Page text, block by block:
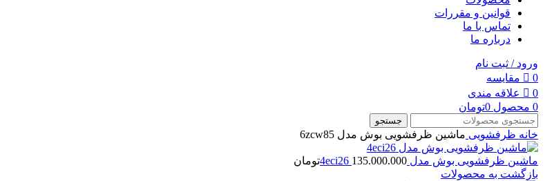
قوانین و مقررات
تماس با ما
درباره ما
ورود / ثبت نام
0
مقایسه
0
علاقه مندی
0 محصول 0تومان
جستجو
خانه ظرفشویی ماشین ظرفشویی بوش مدل 6zcw85
ماشین ظرفشویی بوش مدل 4eci26 135.000.000
تومان
بازگشت به محصولات